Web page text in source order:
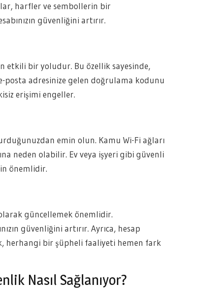
harfler ve sembollerin bir
güvenliğini artırır.
etkili bir yoludur. Bu özellik sayesinde,
posta adresinize gelen doğrulama kodunu
erişimi engeller.
emin olun. Kamu Wi-Fi ağları
neden olabilir. Ev veya işyeri gibi güvenli
önemlidir.
güncellemek önemlidir.
güvenliğini artırır. Ayrıca, hesap
herhangi bir şüpheli faaliyeti hemen fark
Nasıl Sağlanıyor?